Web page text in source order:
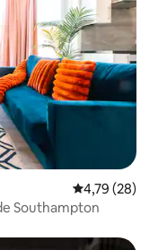
Note
4,79 (28)
Southampton